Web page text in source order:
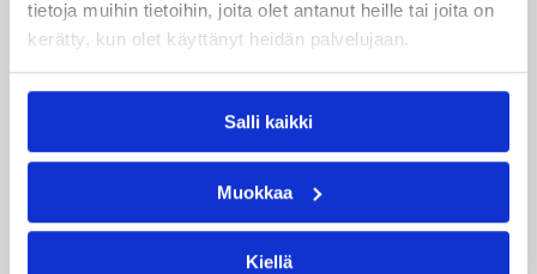
tietoja muihin tietoihin, joita olet antanut heille tai joita on
kerätty, kun olet käyttänyt heidän palvelujaan.
Salli kaikki
Muokkaa
Kiellä
Suomalaiset ulkomailla 08.08.2026 08:54
Wingsille tappio Valkyriesia
vastaan – Kuier neljä pistettä
ja kaksi torjuntaa